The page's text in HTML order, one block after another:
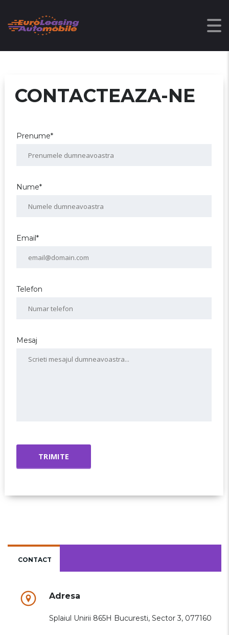
CONTACTEAZA-NE
Prenume*
Nume*
Email*
Telefon
Mesaj
CONTACT
Adresa
Splaiul Unirii 865H Bucuresti, Sector 3, 077160